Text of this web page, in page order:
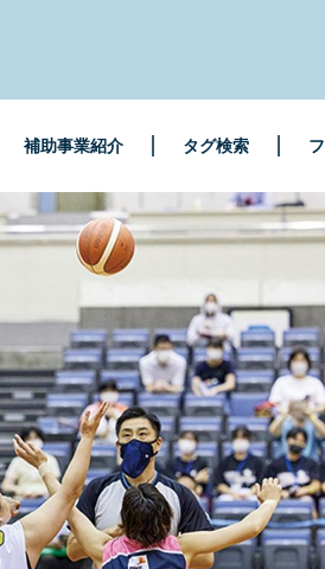
補助事業紹介 タグ検索